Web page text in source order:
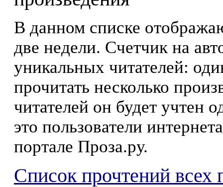
В данном списке
две недели. Счетчик на
уникальных читателей:
прочитать несколько
читателей он будет учтен
это пользователи
портале Проза.ру.
Список прочтений всех